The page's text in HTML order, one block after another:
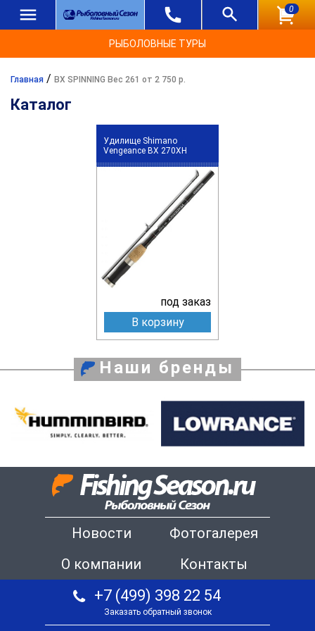
0
РЫБОЛОВНЫЕ ТУРЫ
Главная / BX SPINNING Вес 261 от 2 750 р.
Каталог
Удилище Shimano
Vengeance BX 270XH
под заказ
В корзину
Наши бренды
Новости
Фотогалерея
О компании
Контакты
+7 (499) 398 22 54
Заказать обратный звонок